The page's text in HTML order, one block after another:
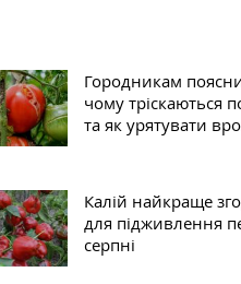
Городникам
чому тріскаються
та як урятувати
Калій найкраще
для підживлення
серпні